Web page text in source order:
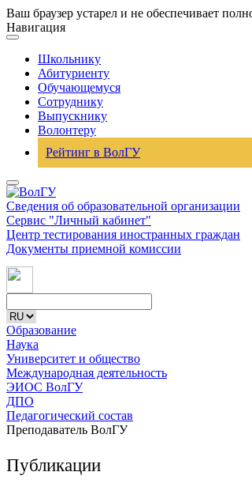
Ваш браузер устарел и не обеспечивает
Навигация
Школьнику
Абитуриенту
Обучающемуся
Сотруднику
Выпускнику
Волонтеру
Рейтинг в ВолГУ
Сведения об образовательной организации
Сервис "Личный кабинет"
Центр тестирования иностранных граждан
Документы приемной комиссии
Образование
Наука
Университет и общество
Международная деятельность
ЭИОС ВолГУ
ДПО
Педагогический состав
Преподаватель ВолГУ
Публикации